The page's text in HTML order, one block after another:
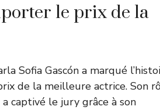
le prix de la
Sofia Gascón a marqué
de la meilleure actrice. Son
captivé le jury grâce à son